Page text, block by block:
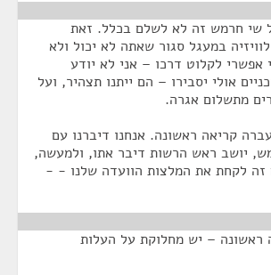
שי חרמש זה לא לשלם בכלל. זאת
במעגל סגור שאתה לא יכול ולא
אפשרי לקלוט דרכו – אני לא יודע
אולי יסבירו – הם ייתנו תצהיר, ועל
מתשלום אגרה.
קריאה ראשונה. אנחנו דיברנו עם
יושב ראש הרשות דיבר אתו, ולמעשה,
זה לקחת את המלצות הוועדה שלנו - -
ראשונה – יש מחלוקת על העלות